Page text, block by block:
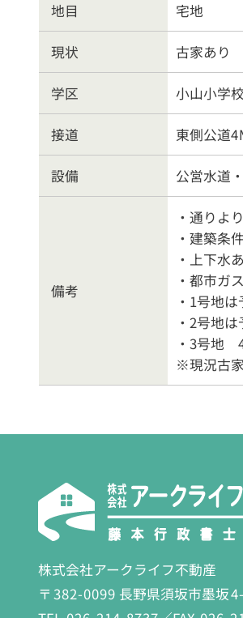
地目 宅地
現状 古家あり
学区 小山小学
接道 東側公道4
設備 公営水道
備考
・通りよ
・建築条
・上下水
・都市ガ
・1号地は
・2号地は
・3号地
※現況古
株式会社アークライフ不動産
〒 382-0099 長野県須坂市墨坂